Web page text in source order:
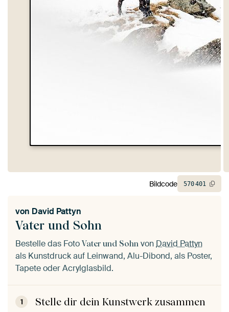
Vater und Sohn
von David Pattyn
Bestelle das Foto Vater und Sohn vonDavid Pattyn
als Kunstdruck auf Leinwand, Alu-Dibond, als Poster,
Tapete oder Acrylglasbild.
1 Stelle dir dein Kunstwerk zusammen
Bildcode 570401